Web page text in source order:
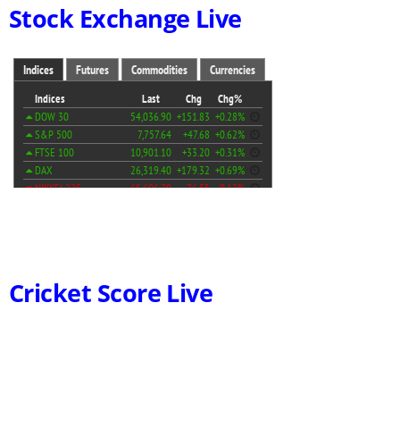
Stock Exchange Live
Cricket Score Live